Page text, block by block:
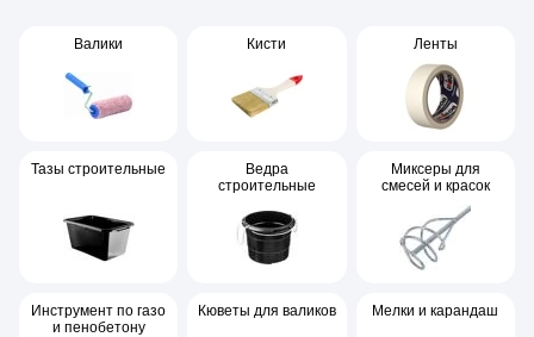
Валики Кисти Ленты
Тазы строительные
Ведра
строительные
Миксеры для
смесей и красок
Инструмент по газо
и пенобетону
Кюветы для валиков Мелки и карандаш